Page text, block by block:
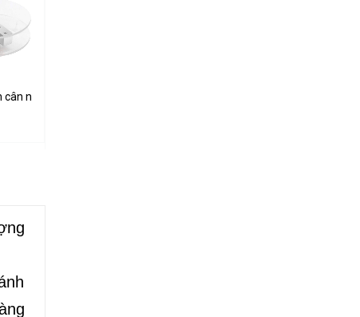
mica
cân nặng loadcell 1KG khung mica